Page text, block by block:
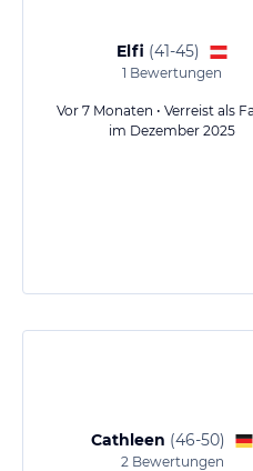
Kinderhochstühle
Beheizter Schuhtrockenraum
Skiwachsmöglichkeit
Billiard
Zwischenreinigung
Elfi (41-45)
1 Bewertungen
Vor 7 Monaten • Verreist als
im Dezember 2025
Cathleen (46-50)
2Bewertungen